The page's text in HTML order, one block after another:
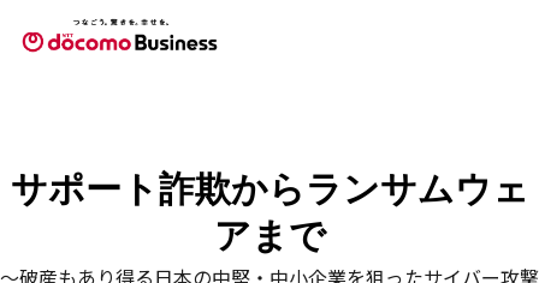
サポート詐欺からランサムウェ
アまで